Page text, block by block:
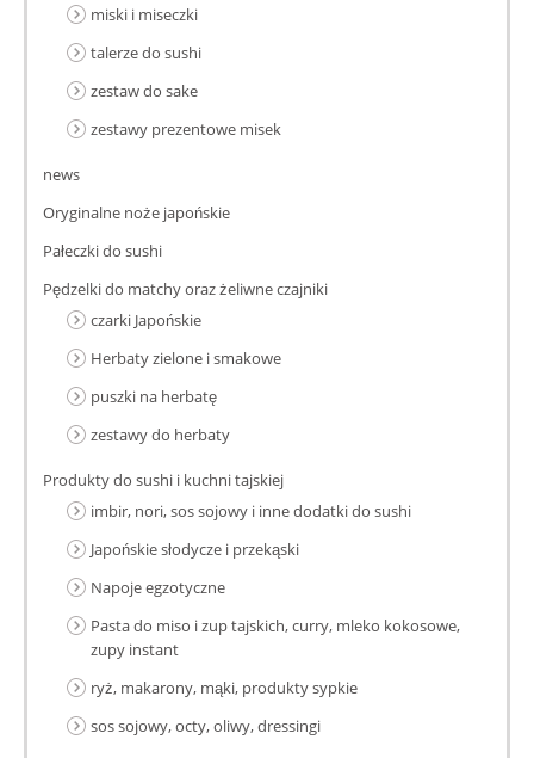
miski i miseczki
talerze do sushi
zestaw do sake
zestawy prezentowe misek
news
Oryginalne noże japońskie
Pałeczki do sushi
Pędzelki do matchy oraz żeliwne czajniki
czarki Japońskie
Herbaty zielone i smakowe
puszki na herbatę
zestawy do herbaty
Produkty do sushi i kuchni tajskiej
imbir, nori, sos sojowy i inne dodatki do sushi
Japońskie słodycze i przekąski
Napoje egzotyczne
Pasta do miso i zup tajskich, curry, mleko kokosowe,
zupy instant
ryż, makarony, mąki, produkty sypkie
sos sojowy, octy, oliwy, dressingi